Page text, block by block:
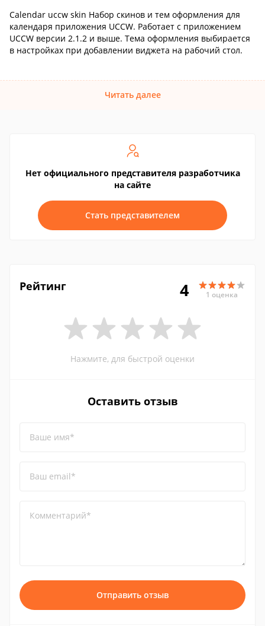
Calendar uccw skin Набор скинов и тем оформления для
календаря приложения UCCW. Работает с приложением
UCCW версии 2.1.2 и выше. Тема оформления выбирается
в настройках при добавлении виджета на рабочий стол.
Читать далее
Нет официального представителя разработчика
на сайте
Стать представителем
Рейтинг 4 1 оценка
Нажмите, для быстрой оценки
Оставить отзыв
Ваше имя*
Ваш email*
Комментарий*
Отправить отзыв